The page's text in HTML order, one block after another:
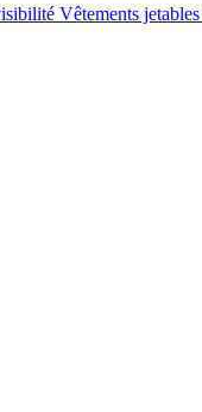
Vêtements jetables